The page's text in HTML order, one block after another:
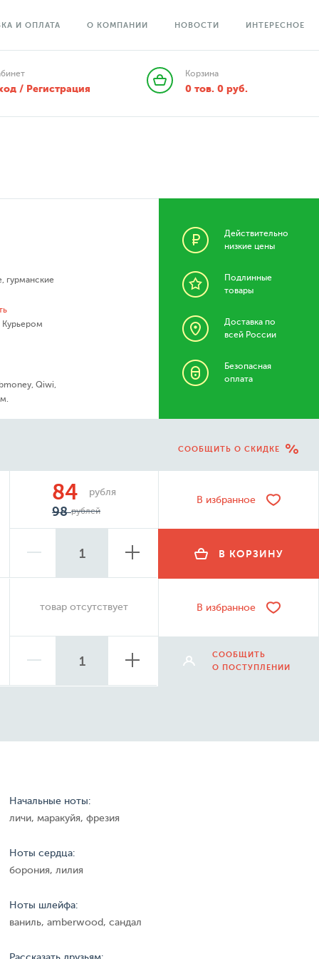
И ОПЛАТА О КОМПАНИИ НОВОСТИ ИНТЕРЕСНОЕ
/ Регистрация
Корзина
0 тов. 0руб.
, гурманские
Qiwi,
Действительно
низкие цены
Подлинные
товары
Доставка по
всей России
Безопасная
оплата
СООБЩИТЬ О СКИДКЕ
84 рубля
98рублей
В избранное
В КОРЗИНУ
товар отсутствует В избранное
СООБЩИТЬ
О ПОСТУПЛЕНИИ
Начальные ноты:
личи, маракуйя, фрезия
Ноты сердца:
борония, лилия
Ноты шлейфа:
ваниль, amberwood, сандал